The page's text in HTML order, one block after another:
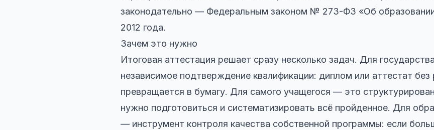
законодательно — Федеральным законом № 273-ФЗ «Об
2012 года.
Зачем это нужно
Итоговая аттестация решает сразу несколько задач. Для
независимое подтверждение квалификации: диплом или аттестат без
превращается в бумагу. Для самого учащегося — это
нужно подготовиться и систематизировать всё пройденное. Для
— инструмент контроля качества собственной программы: если